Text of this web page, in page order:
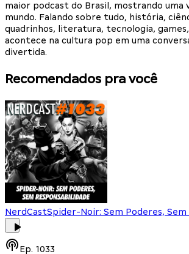
maior podcast do Brasil, mostrando uma
mundo. Falando sobre tudo, história,
quadrinhos, literatura, tecnologia, games,
acontece na cultura pop em uma
divertida.
Recomendados pra você
NerdCastSpider-Noir: Sem Poderes, Sem
Ep. 1033